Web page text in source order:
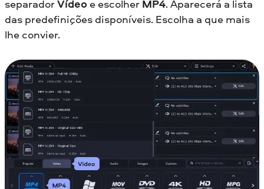
separadorVídeo e escolher MP4. Aparecerá a lista
das predefinições disponíveis. Escolha a que mais
lhe convier.